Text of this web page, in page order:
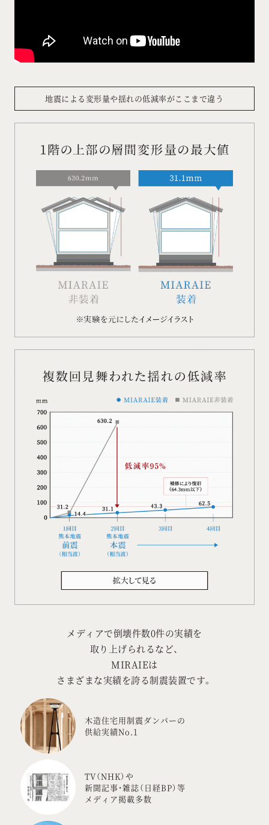
地震による変形量や揺れの低減率がここまで違う
メディアで倒壊件数0件の実績を
取り上げられるなど、
MIRAIEは
さまざまな実績を誇る制震装置です。
木造住宅用制震ダンパーの
供給実績No.1
TV（NHK）や
新聞記事・雑誌（日経BP）等
メディア掲載多数